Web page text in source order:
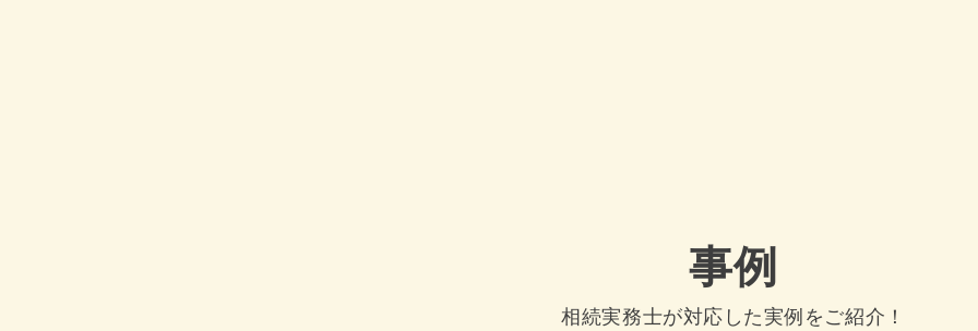
事例
相続実務士が対応した実例をご紹介！